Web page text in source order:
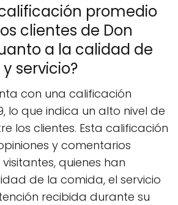
promedio
clientes de Don
a la calidad de
servicio?
con una calificación
lo que indica un alto nivel de
los clientes. Esta calificación
y comentarios
quienes han
de la comida, el servicio
recibida durante su